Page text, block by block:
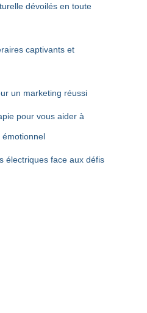
dévoilés en toute
captivants et
un marketing réussi
pour vous aider à
émotionnel
électriques face aux défis